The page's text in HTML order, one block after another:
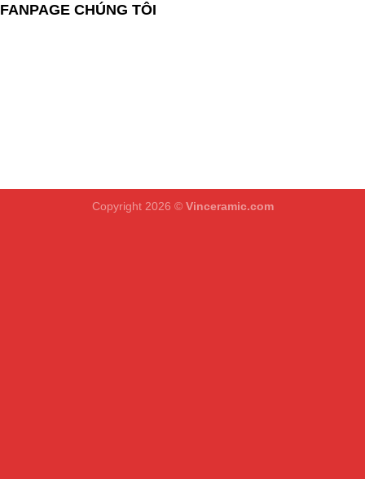
FANPAGE CHÚNG TÔI
Copyright 2026 © Vinceramic.com